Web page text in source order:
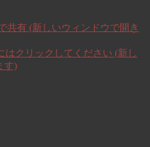
共有 (新しいウィンドウで開き
はクリックしてください (新し
す)